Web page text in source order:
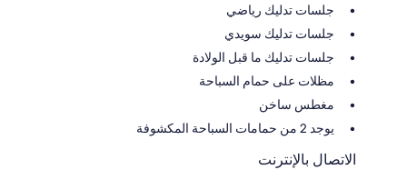
جلسات تدليك رياضي
جلسات تدليك سويدي
جلسات تدليك ما قبل الولادة
مظلات على حمام السباحة
مغطس ساخن
يوجد 2 من حمامات السباحة المكشوفة
الاتصال بالإنترنت